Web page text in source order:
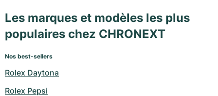
Les marques et modèles les plus
populaires chez CHRONEXT
Nos best-sellers
Rolex Daytona
Rolex Pepsi